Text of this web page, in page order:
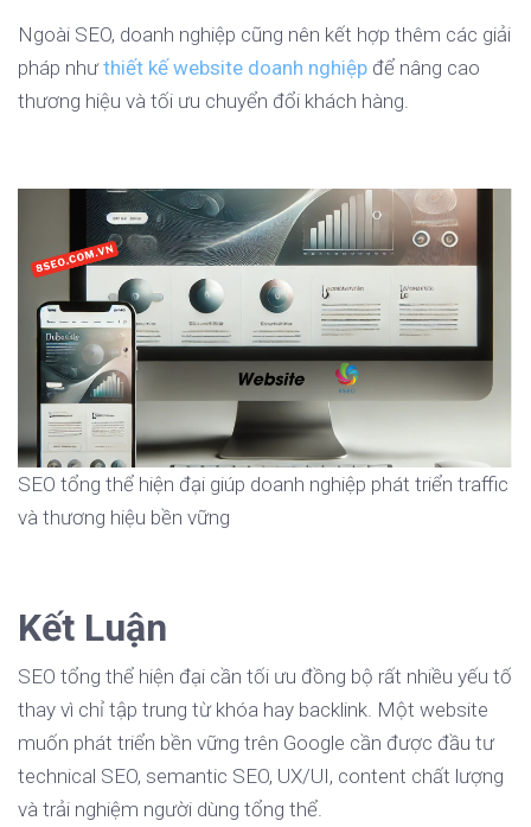
Ngoài SEO, doanh nghiệp cũng nên kết hợp thêm các giải
pháp nhưthiết kế website doanh nghiệp để nâng cao
thương hiệu và tối ưu chuyển đổi khách hàng.
SEO tổng thể hiện đại giúp doanh nghiệp phát triển traffic
và thương hiệu bền vững
Kết Luận
SEO tổng thể hiện đại cần tối ưu đồng bộ rất nhiều yếu tố
thay vì chỉ tập trung từ khóa hay backlink. Một website
muốn phát triển bền vững trên Google cần được đầu tư
technical SEO, semantic SEO, UX/UI, content chất lượng
và trải nghiệm người dùng tổng thể.